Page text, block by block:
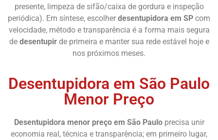
presente, limpeza de sifão/caixa de gordura e inspeção
periódica). Em síntese, escolher desentupidora em SP com
velocidade, método e transparência é a forma mais segura
de desentupirde primeira e manter sua rede estável hoje e
nos próximos meses.
Desentupidora em São Paulo
Menor Preço
Desentupidora menor preço em São Pauloprecisa unir
economia real, técnica e transparência; em primeiro lugar,